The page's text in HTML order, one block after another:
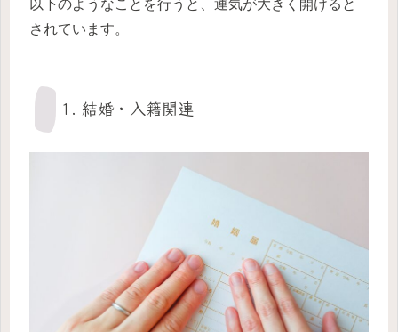
以下のようなことを行うと、運気が大きく開けると
されています。
1. 結婚・入籍関連